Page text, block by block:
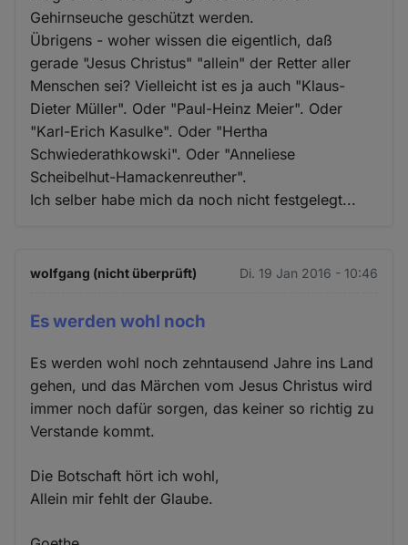
Gehirnseuche geschützt werden.
Übrigens - woher wissen die eigentlich, daß
gerade "Jesus Christus" "allein" der Retter aller
Menschen sei? Vielleicht ist es ja auch "Klaus-
Dieter Müller". Oder "Paul-Heinz Meier". Oder
"Karl-Erich Kasulke". Oder "Hertha
Schwiederathkowski". Oder "Anneliese
Scheibelhut-Hamackenreuther".
Ich selber habe mich da noch nicht festgelegt...
wolfgang (nicht überprüft) Di. 19 Jan 2016 - 10:46
Es werden wohl noch
Es werden wohl noch zehntausend Jahre ins Land
gehen, und das Märchen vom Jesus Christus wird
immer noch dafür sorgen, das keiner so richtig zu
Verstande kommt.
Die Botschaft hört ich wohl,
Allein mir fehlt der Glaube.